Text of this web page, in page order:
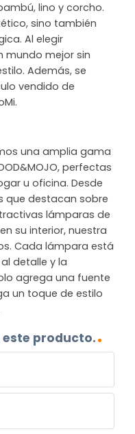
lino y corcho.
sino también
Al elegir
mundo mejor sin
Además, se
vendido de
una amplia gama
perfectas
u oficina. Desde
que destacan sobre
lámparas de
su interior, nuestra
Cada lámpara está
detalle y la
agrega una fuente
un toque de estilo
este producto.